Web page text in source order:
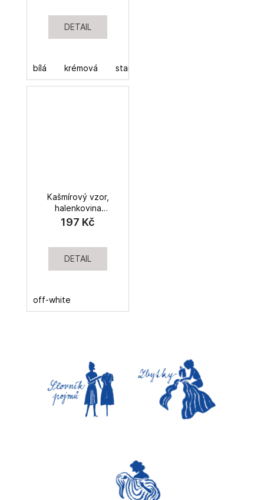
DETAIL
bílá krémová starorůžová
Kašmírový vzor,
halenkovina
viskózová
197 Kč
DETAIL
off-white